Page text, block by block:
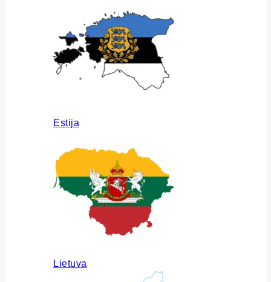
Estija
Lietuva